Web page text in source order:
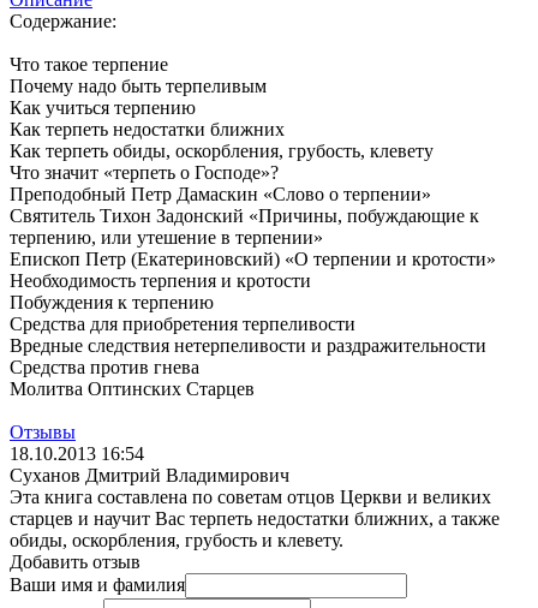
Содержание:
Что такое терпение
Почему надо быть терпеливым
Как учиться терпению
Как терпеть недостатки ближних
Как терпеть обиды, оскорбления, грубость, клевету
Что значит «терпеть о Господе»?
Преподобный Петр Дамаскин «Слово о терпении»
Святитель Тихон Задонский «Причины, побуждающие к
терпению, или утешение в терпении»
Епископ Петр (Екатериновский) «О терпении и кротости»
Необходимость терпения и кротости
Побуждения к терпению
Средства для приобретения терпеливости
Вредные следствия нетерпеливости и раздражительности
Средства против гнева
Молитва Оптинских Старцев
Отзывы
18.10.2013 16:54
Суханов Дмитрий Владимирович
Эта книга составлена по советам отцов Церкви и великих
старцев и научит Вас терпеть недостатки ближних, а также
обиды, оскорбления, грубость и клевету.
Добавить отзыв
Ваши имя и фамилия